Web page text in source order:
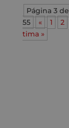
Página 3 de
55
« 1 2
tima »